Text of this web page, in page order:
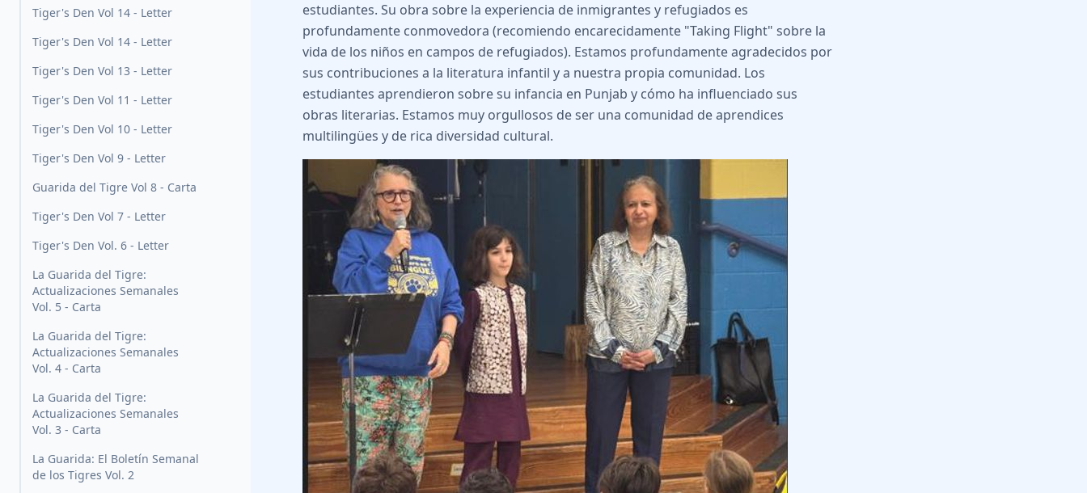
Tiger's Den Vol 14 - Letter
Tiger's Den Vol 14 - Letter
Tiger's Den Vol 13 - Letter
Tiger's Den Vol 11 - Letter
Tiger's Den Vol 10 - Letter
Tiger's Den Vol 9 - Letter
Guarida del Tigre Vol 8 - Carta
Tiger's Den Vol 7 - Letter
Tiger's Den Vol. 6 - Letter
La Guarida del Tigre:
Actualizaciones Semanales
Vol. 5 - Carta
La Guarida del Tigre:
Actualizaciones Semanales
Vol. 4 - Carta
La Guarida del Tigre:
Actualizaciones Semanales
Vol. 3 - Carta
La Guarida: El Boletín Semanal
de los Tigres Vol. 2
estudiantes. Su obra sobre la experiencia de inmigrantes y refugiados es
profundamente conmovedora (recomiendo encarecidamente "Taking Flight" sobre la
vida de los niños en campos de refugiados). Estamos profundamente agradecidos por
sus contribuciones a la literatura infantil y a nuestra propia comunidad. Los
estudiantes aprendieron sobre su infancia en Punjab y cómo ha influenciado sus
obras literarias. Estamos muy orgullosos de ser una comunidad de aprendices
multilingües y de rica diversidad cultural.